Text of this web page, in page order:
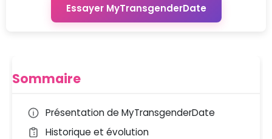
Essayer MyTransgenderDate
Sommaire
Présentation de MyTransgenderDate
Historique et évolution